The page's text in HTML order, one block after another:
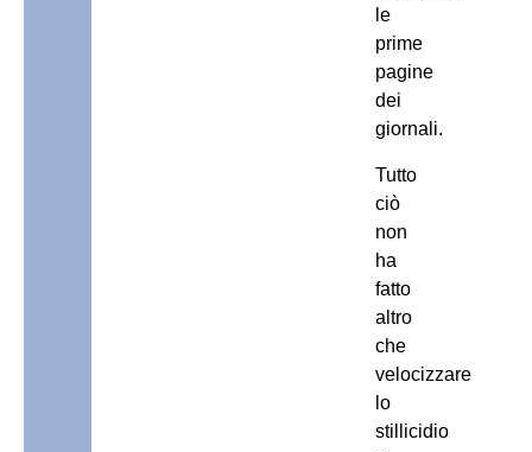
le
prime
pagine
dei
giornali.
Tutto
ciò
non
ha
fatto
altro
che
velocizzare
lo
stillicidio